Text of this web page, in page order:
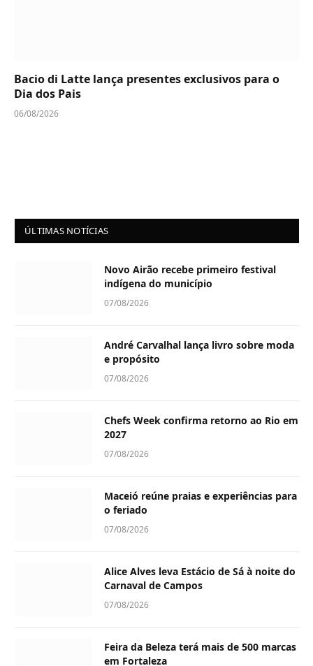
Bacio di Latte lança presentes exclusivos para o
Dia dos Pais
06/08/2026
ÚLTIMAS NOTÍCIAS
Novo Airão recebe primeiro festival
indígena do município
07/08/2026
André Carvalhal lança livro sobre moda
e propósito
07/08/2026
Chefs Week confirma retorno ao Rio em
2027
07/08/2026
Maceió reúne praias e experiências para
o feriado
07/08/2026
Alice Alves leva Estácio de Sá à noite do
Carnaval de Campos
07/08/2026
Feira da Beleza terá mais de 500 marcas
em Fortaleza